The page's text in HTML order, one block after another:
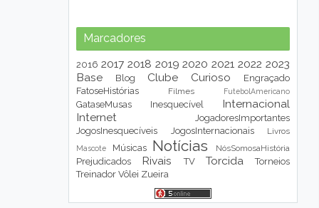
Marcadores
2016 2017 2018 2019 2020 2021 2022 2023
Base
Blog Clube Curioso
Engraçado
FatoseHistórias
Filmes FutebolAmericano
GataseMusas Inesquecível
Internacional
Internet
JogadoresImportantes
JogosInesquecíveis
JogosInternacionais Livros
Mascote Músicas Notícias NósSomosaHistória
Prejudicados Rivais TV Torcida
Torneios
Treinador Vôlei Zueira